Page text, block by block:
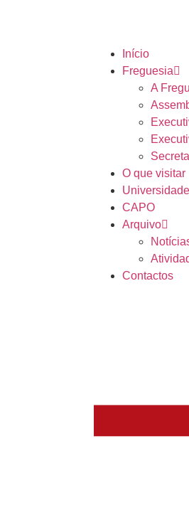
Início
Freguesia
A
O que visitar
CAPO
Arquivo
Contactos